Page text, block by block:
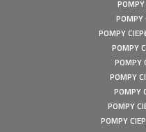
Fotowoltaika Wiśniowa
Magazyn Energii Ródka -
Magazyn Energii
Fotowoltaika Zajazd
POMPY
POMPY
POMPY
POMPY
POMPY
POMPY
POMPY
POMPY